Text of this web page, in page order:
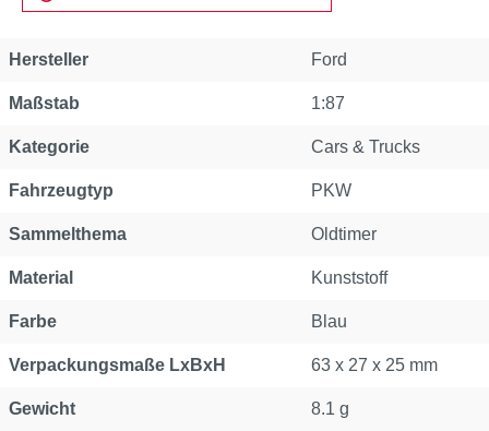
Hersteller Ford
Maßstab 1:87
Kategorie Cars & Trucks
Fahrzeugtyp PKW
Sammelthema Oldtimer
Material Kunststoff
Farbe Blau
Verpackungsmaße LxBxH 63 x 27 x 25 mm
Gewicht 8.1 g